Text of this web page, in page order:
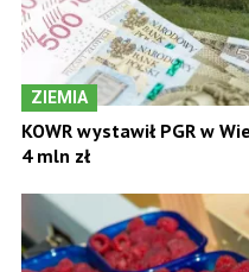
ZIEMIA
KOWR wystawił PGR w
4 mln zł